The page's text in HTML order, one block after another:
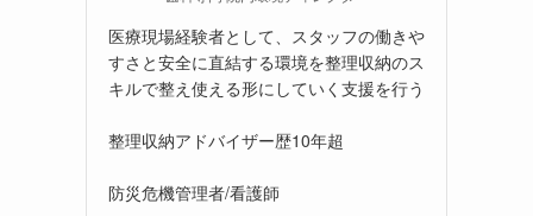
医療現場経験者として、スタッフの働きや
すさと安全に直結する環境を整理収納のス
キルで整え使える形にしていく支援を行う
整理収納アドバイザー歴10年超
防災危機管理者/看護師